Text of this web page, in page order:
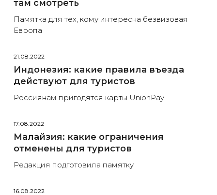
там смотреть
Памятка для тех, кому интересна безвизовая
Европа
21.08.2022
Индонезия: какие правила въезда
действуют для туристов
Россиянам пригодятся карты UnionPay
17.08.2022
Малайзия: какие ограничения
отменены для туристов
Редакция подготовила памятку
16.08.2022